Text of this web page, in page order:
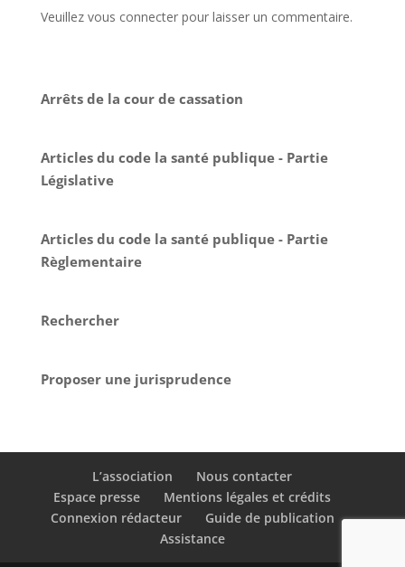
Veuillez vous connecter pour laisser un commentaire.
Arrêts de la cour de cassation
Articles du code la santé publique - Partie
Législative
Articles du code la santé publique - Partie
Règlementaire
Rechercher
Proposer une jurisprudence
L’association
Nous contacter
Espace presse
Mentions légales et crédits
Connexion rédacteur
Guide de publication
Assistance